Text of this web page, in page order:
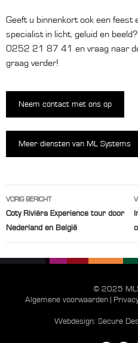
Geeft u binnenkort ook een feest
specialist in licht, geluid en
0252 21 87 41 en vraag naar
graag verder!
Neem contact met ons op
Meer diensten van ML Systems
Berichtnavigatie
VORIG BERICHT
Coty Rivièra Experience tour door
Nederland en België
© 2025
Algemene voorwaarden|
Webdesign: Secure